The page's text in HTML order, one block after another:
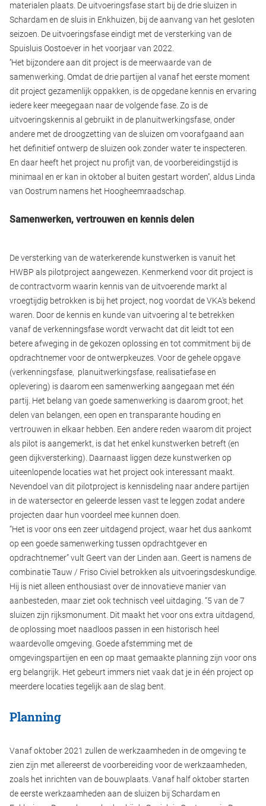
materialen plaats. De uitvoeringsfase start bij de drie sluizen in
Schardam en de sluis in Enkhuizen, bij de aanvang van het gesloten
seizoen. De uitvoeringsfase eindigt met de versterking van de
Spuisluis Oostoever in het voorjaar van 2022.
''Het bijzondere aan dit project is de meerwaarde van de
samenwerking. Omdat de drie partijen al vanaf het eerste moment
dit project gezamenlijk oppakken, is de opgedane kennis en ervaring
iedere keer meegegaan naar de volgende fase. Zo is de
uitvoeringskennis al gebruikt in de planuitwerkingsfase, onder
andere met de droogzetting van de sluizen om voorafgaand aan
het definitief ontwerp de sluizen ook zonder water te inspecteren.
En daar heeft het project nu profijt van, de voorbereidingstijd is
minimaal en er kan in oktober al buiten gestart worden'', aldus Linda
van Oostrum namens het Hoogheemraadschap.
Samenwerken, vertrouwen en kennis delen
De versterking van de waterkerende kunstwerken is vanuit het
HWBP als pilotproject aangewezen. Kenmerkend voor dit project is
de contractvorm waarin kennis van de uitvoerende markt al
vroegtijdig betrokken is bij het project, nog voordat de VKA’s bekend
waren. Door de kennis en kunde van uitvoering al te betrekken
vanaf de verkenningsfase wordt verwacht dat dit leidt tot een
betere afweging in de gekozen oplossing en tot commitment bij de
opdrachtnemer voor de ontwerpkeuzes. Voor de gehele opgave
(verkenningsfase, planuitwerkingsfase, realisatiefase en
oplevering) is daarom een samenwerking aangegaan met één
partij. Het belang van goede samenwerking is daarom groot; het
delen van belangen, een open en transparante houding en
vertrouwen in elkaar hebben. Een andere reden waarom dit project
als pilot is aangemerkt, is dat het enkel kunstwerken betreft (en
geen dijkversterking). Daarnaast liggen deze kunstwerken op
uiteenlopende locaties wat het project ook interessant maakt.
Nevendoel van dit pilotproject is kennisdeling naar andere partijen
in de watersector en geleerde lessen vast te leggen zodat andere
projecten daar hun voordeel mee kunnen doen.
“Het is voor ons een zeer uitdagend project, waar het dus aankomt
op een goede samenwerking tussen opdrachtgever en
opdrachtnemer” vult Geert van der Linden aan. Geert is namens de
combinatie Tauw / Friso Civiel betrokken als uitvoeringsdeskundige.
Hij is niet alleen enthousiast over de innovatieve manier van
aanbesteden, maar ziet ook technisch veel uitdaging. “5 van de 7
sluizen zijn rijksmonument. Dit maakt het voor ons extra uitdagend,
de oplossing moet naadloos passen in een historisch heel
waardevolle omgeving. Goede afstemming met de
omgevingspartijen en een op maat gemaakte planning zijn voor ons
erg belangrijk. Het gebeurt immers niet vaak dat je in één project op
meerdere locaties tegelijk aan de slag bent.
Planning
Vanaf oktober 2021 zullen de werkzaamheden in de omgeving te
zien zijn met allereerst de voorbereiding voor de werkzaamheden,
zoals het inrichten van de bouwplaats. Vanaf half oktober starten
de eerste werkzaamheden aan de sluizen bij Schardam en